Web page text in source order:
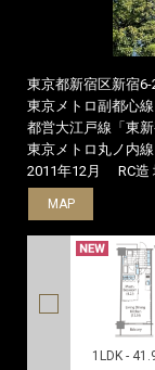
東京都新宿区新宿6-
東京メトロ副都心
都営大江戸線「東
東京メトロ丸ノ内
2011年12月
RC造
MAP
1LDK -
MAP
MAP